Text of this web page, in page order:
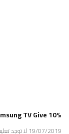
TV Give 10%
19/07/2019 لا توجد